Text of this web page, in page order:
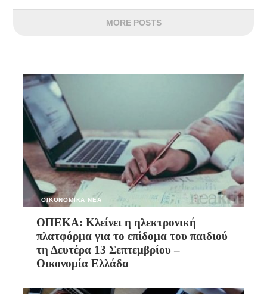
MORE POSTS
ΟΙΚΟΝΟΜΙΚΑ ΝΕΑ
ΟΠΕΚΑ: Κλείνει η ηλεκτρονική
πλατφόρμα για το επίδομα του παιδιού
τη Δευτέρα 13 Σεπτεμβρίου –
Οικονομία Ελλάδα